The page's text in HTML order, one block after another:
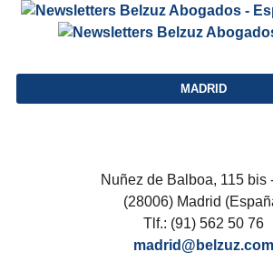
MADRID
Nuñez de Balboa, 115 bis
(28006) Madrid
Tlf.: (91) 562 50 76
madrid@belzuz.com